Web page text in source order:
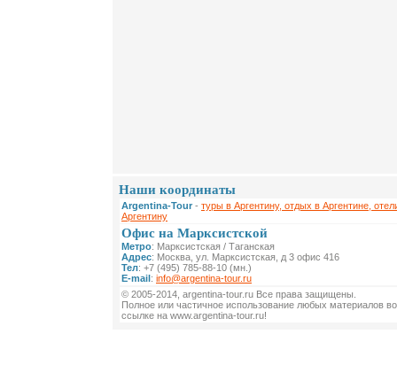
Наши координаты
Argentina-Tour - туры в Аргентину, отдых в Аргентине,
Аргентину
Офис на Марксистской
Метро: Марксистская / Таганская
Адрес: Москва, ул. Марксистская, д 3 офис 416
Тел: +7 (495) 785-88-10 (мн.)
E-mail: info@argentina-tour.ru
© 2005-2014, argentina-tour.ru Все права защищены.
Полное или частичное использование любых материалов
ссылке на www.argentina-tour.ru!